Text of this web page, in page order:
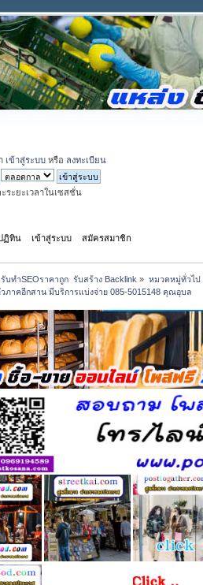
เข้าสู่ระบบ หรือ ลงทะเบียน
ระยะเวลาในเซสชั่น
ฏิทิน เข้าสู่ระบบ สมัครสมาชิก
ทำSEOราคาถูก  รับสร้าง Backlink » หมวดหมู่ทั่วไป
ภาคอีกสาน มีบริการแบ่งจ่าย 085-5015148 คุณอุบล